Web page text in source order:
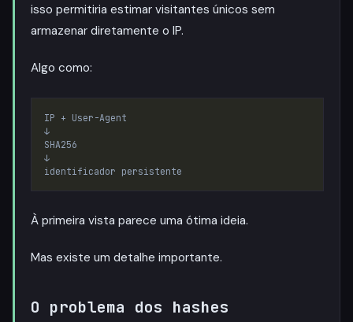
isso permitiria estimar visitantes únicos sem
armazenar diretamente o IP.
Algo como:
À primeira vista parece uma ótima ideia.
Mas existe um detalhe importante.
O problema dos hashes